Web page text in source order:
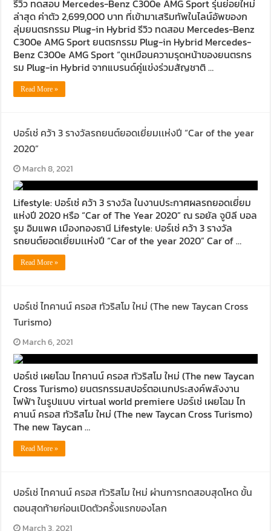
รีวิว ทดสอบ Mercedes-Benz C300e AMG Sport รุ่นย่อยใหม่
ล่าสุด ค่าตัว 2,699,000 บาท ที่เข้ามาเสริมทัพในไลน์อัพของก
ลุ่มยนตรกรรม Plug-in Hybrid รีวิว ทดสอบ Mercedes-Benz
C300e AMG Sport ยนตรกรรม Plug-in Hybrid Mercedes-
Benz C300e AMG Sport “ดูเหมือนความรุดหน้าของยนตรกร
รม Plug-in Hybrid จากแบรนด์คู่แข่งร่วมสัญชาติ …
Read More »
ปอร์เช่ คว้า 3 รางวัลรถยนต์ยอดเยี่ยมเเห่งปี “Car of the year
2020”
March 8, 2021
Lifestyle: ปอร์เช่ คว้า 3 รางวัล ในงานประกาศผลรถยอดเยี่ยม
แห่งปี 2020 หรือ “Car of The Year 2020” ณ รอยัล จูบิลี บอล
รูม อิมแพค เมืองทองธานี Lifestyle: ปอร์เช่ คว้า 3 รางวัล
รถยนต์ยอดเยี่ยมเเห่งปี “Car of the year 2020” Car of …
Read More »
ปอร์เช่ ไทคานน์ ครอส ทัวริสโม ใหม่ (The new Taycan Cross
Turismo)
March 6, 2021
ปอร์เช่ เผยโฉม ไทคานน์ ครอส ทัวริสโม ใหม่ (The new Taycan
Cross Turismo) ยนตรกรรมสปอร์ตอเนกประสงค์พลังงาน
ไฟฟ้า ในรูปแบบ virtual world premiere ปอร์เช่ เผยโฉม ไท
คานน์ ครอส ทัวริสโม ใหม่ (The new Taycan Cross Turismo)
The new Taycan …
Read More »
ปอร์เช่ ไทคานน์ ครอส ทัวริสโม ใหม่ ผ่านการทดสอบสุดโหด ขั้น
ตอนสุดท้ายก่อนเปิดตัวครั้งแรกของโลก
March 3, 2021